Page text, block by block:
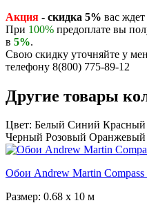
Акция - скидка 5% вас
При 100% предоплате вы
в 5%.
Свою скидку уточняйте у
телефону 8(800) 775-89-12
Другие товары
Цвет: Белый Синий Красный
Черный Розовый Оранжевый
Обои Andrew Martin
Размер: 0.68 x 10 м